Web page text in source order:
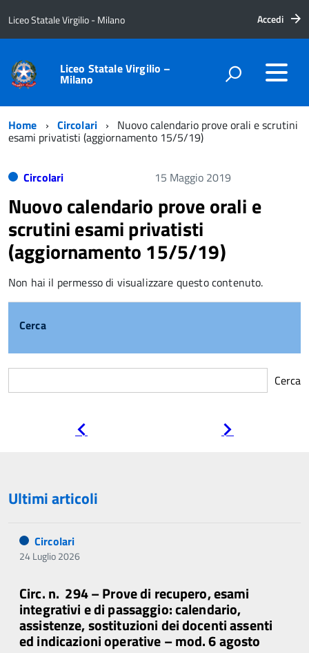
Liceo Statale Virgilio - Milano Accedi
Liceo Statale Virgilio –
Milano
Home Circolari Nuovo calendario prove orali e scrutini
esami privatisti (aggiornamento 15/5/19)
Circolari 15 Maggio 2019
Nuovo calendario prove orali e
scrutini esami privatisti
(aggiornamento 15/5/19)
Non hai il permesso di visualizzare questo contenuto.
Cerca
Cerca
Ultimi articoli
Circolari
24 Luglio 2026
Circ. n. 294 – Prove di recupero, esami
integrativi e di passaggio: calendario,
assistenze, sostituzioni dei docenti assenti
ed indicazioni operative – mod. 6 agosto